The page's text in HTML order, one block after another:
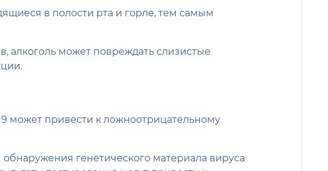
в полости рта и горле, тем самым
алкоголь может повреждать слизистые
может привести к ложноотрицательному
обнаружения генетического материала вируса